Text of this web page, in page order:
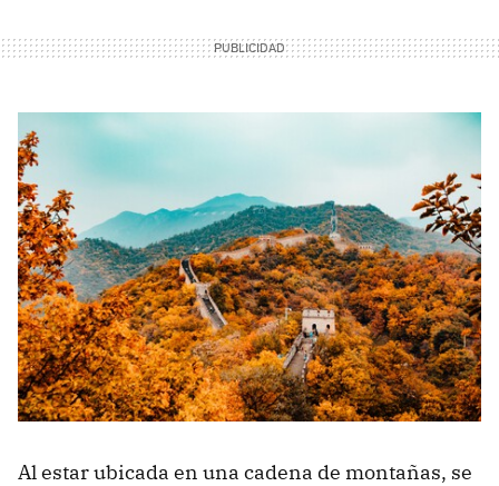
Al estar ubicada en una cadena de montañas, se